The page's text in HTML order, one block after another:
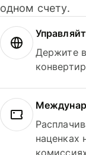
одном счету.
Держите
наценках